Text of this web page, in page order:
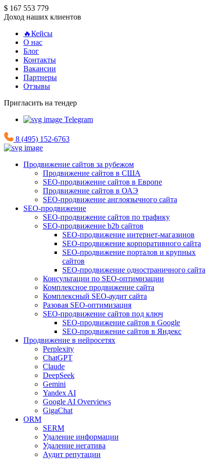
$ 167 553 779
Доход наших клиентов
🔥Кейсы
О нас
Блог
Контакты
Вакансии
Партнеры
Отзывы
Пригласить на тендер
Telegram
8 (495) 152-6763
Продвижение сайтов за рубежом
Продвижение сайтов в США
SEO-продвижение сайтов в Европе
Продвижение сайтов в ОАЭ
SEO-продвижение англоязычного сайта
SEO-продвижение
SEO-продвижение сайтов по трафику
SEO-продвижение b2b сайтов
SEO-продвижение интернет-магазинов
SEO-продвижение корпоративного сайта
SEO-продвижение порталов и крупных
сайтов
SEO-продвижение одностраничного сайта
Консультации по SEO-оптимизации
Комплексное продвижение сайта
Комплексный SEO-аудит сайта
Разовая SEO-оптимизация
SEO-продвижение сайтов под ключ
SEO-продвижение сайтов в Google
SEO-продвижение сайтов в Яндекс
Продвижение в нейросетях
Perplexity
ChatGPT
Claude
DeepSeek
Gemini
Yandex AI
Google AI Overviews
GigaChat
ORM
SERM
Удаление информации
Удаление негатива
Аудит репутации